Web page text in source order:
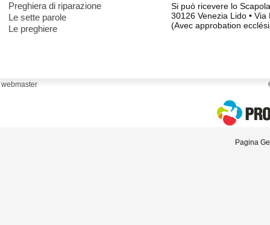
Preghiera di riparazione
Le sette parole
Le preghiere
Si può ricevere lo
30126 Venezia Lido •
(Avec approbation
webmaster
Pagina